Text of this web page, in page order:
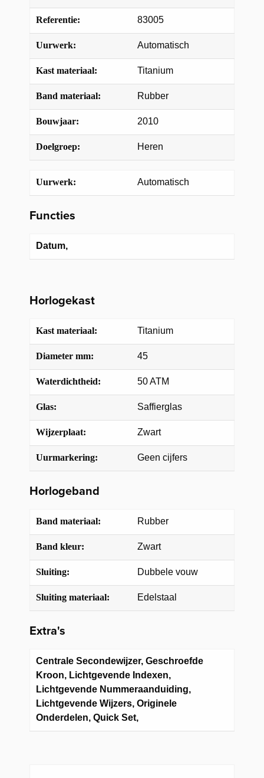
Referentie: 83005
Uurwerk: Automatisch
Kast materiaal: Titanium
Band materiaal: Rubber
Bouwjaar: 2010
Doelgroep: Heren
Uurwerk: Automatisch
Functies
Datum,
Horlogekast
Kast materiaal: Titanium
Diameter mm: 45
Waterdichtheid: 50 ATM
Glas: Saffierglas
Wijzerplaat: Zwart
Uurmarkering: Geen cijfers
Horlogeband
Band materiaal: Rubber
Band kleur: Zwart
Sluiting: Dubbele vouw
Sluiting materiaal: Edelstaal
Extra's
Centrale Secondewijzer, Geschroefde
Kroon, Lichtgevende Indexen,
Lichtgevende Nummeraanduiding,
Lichtgevende Wijzers, Originele
Onderdelen, Quick Set,